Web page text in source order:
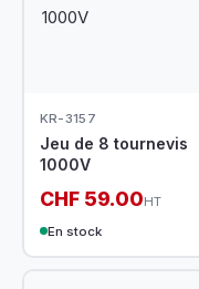
KR-3157
Jeu de 8 tournevis
1000V
CHF 59.00HT
En stock